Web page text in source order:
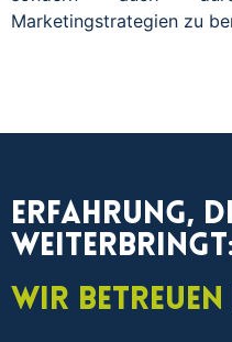
Marketingstrategien zu
Erfahrung,
Wir